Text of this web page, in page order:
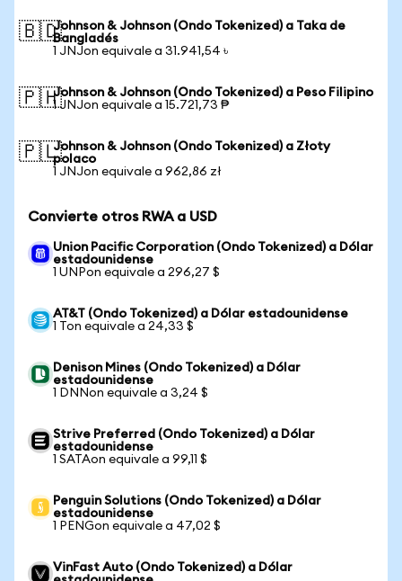
🇧🇩Johnson & Johnson (Ondo Tokenized) a Taka de
Bangladés
1 JNJon equivale a 31.941,54 ৳
🇵🇭Johnson & Johnson (Ondo Tokenized) a Peso Filipino
1 JNJon equivale a 15.721,73 ₱
🇵🇱Johnson & Johnson (Ondo Tokenized) a Złoty
polaco
1 JNJon equivale a 962,86 zł
Convierte otros RWA a USD
Union Pacific Corporation (Ondo Tokenized) a Dólar
estadounidense
1 UNPon equivale a 296,27 $
AT&T (Ondo Tokenized) a Dólar estadounidense
1 Ton equivale a 24,33 $
Denison Mines (Ondo Tokenized) a Dólar
estadounidense
1 DNNon equivale a 3,24 $
Strive Preferred (Ondo Tokenized) a Dólar
estadounidense
1 SATAon equivale a 99,11 $
Penguin Solutions (Ondo Tokenized) a Dólar
estadounidense
1 PENGon equivale a 47,02 $
VinFast Auto (Ondo Tokenized) a Dólar